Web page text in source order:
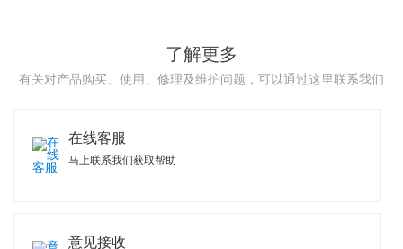
了解更多
有关对产品购买、使用、修理及维护问题，可以通过这里联系我们
在线客服
马上联系我们获取帮助
意见接收